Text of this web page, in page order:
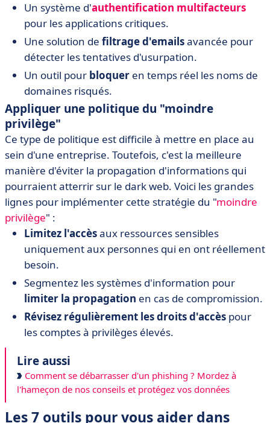
Un système d'authentification multifacteurs
pour les applications critiques.
Une solution de filtrage d'emailsavancée pour
détecter les tentatives d'usurpation.
Un outil pour bloquer en temps réel les noms de
domaines risqués.
Appliquer une politique du "moindre
privilège"
Ce type de politique est difficile à mettre en place au
sein d'une entreprise. Toutefois, c'est la meilleure
manière d'éviter la propagation d'informations qui
pourraient atterrir sur le dark web. Voici les grandes
lignes pour implémenter cette stratégie du "moindre
privilège" :
Limitez l'accèsaux ressources sensibles
uniquement aux personnes qui en ont réellement
besoin.
Segmentez les systèmes d'information pour
limiter la propagation en cas de compromission.
Révisez régulièrement les droits d'accès pour
les comptes à privilèges élevés.
Lire aussi
Comment se débarrasser d'un phishing ? Mordez à
l'hameçon de nos conseils et protégez vos données
Les 7 outils pour vous aider dans